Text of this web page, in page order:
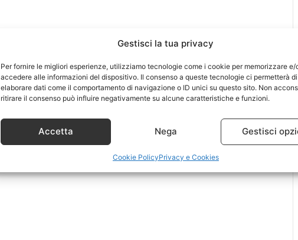
Gestisci la tua privacy
Per fornire le migliori esperienze, utilizziamo tecnologie come i cookie per memorizzare e/
accedere alle informazioni del dispositivo. Il consenso a queste tecnologie ci permetterà di
elaborare dati come il comportamento di navigazione o ID unici su questo sito. Non
ritirare il consenso può influire negativamente su alcune caratteristiche e funzioni.
Accetta Nega Gestisci
Cookie PolicyPrivacy e Cookies